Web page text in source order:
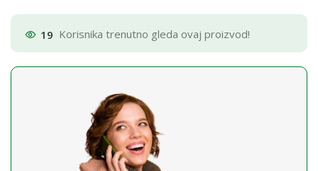
19 Korisnika trenutno gleda ovaj proizvod!